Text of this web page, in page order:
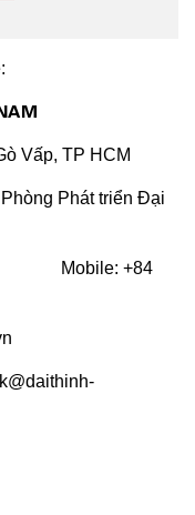
Vấp, TP HCM
Phát triển Đại
Mobile: +84